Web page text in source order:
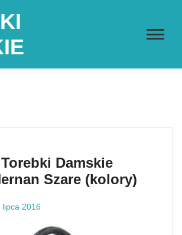
Damskie
Szare (kolory)
lipca 2016